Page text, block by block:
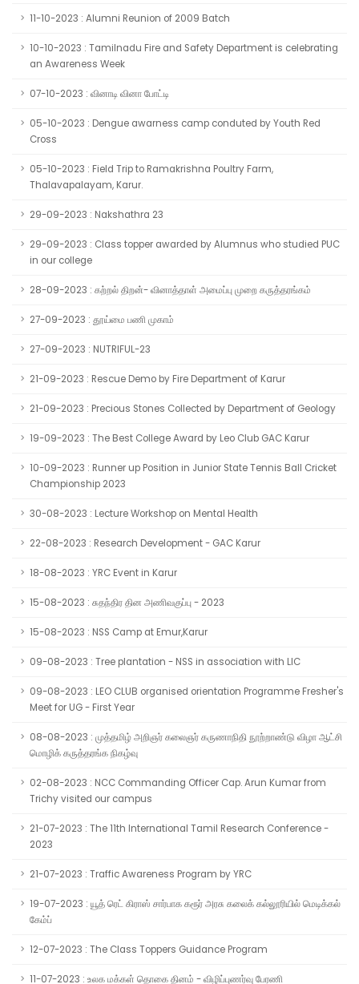
11-10-2023 : Alumni Reunion of 2009 Batch
10-10-2023 : Tamilnadu Fire and Safety Department is celebrating
an Awareness Week
07-10-2023 : வினாடி வினா போட்டி
05-10-2023 : Dengue awarness camp conduted by Youth Red
Cross
05-10-2023 : Field Trip to Ramakrishna Poultry Farm,
Thalavapalayam, Karur.
29-09-2023 : Nakshathra 23
29-09-2023 : Class topper awarded by Alumnus who studied PUC
in our college
28-09-2023 : கற்றல் திறன்- வினாத்தாள் அமைப்பு முறை கருத்தரங்கம்
27-09-2023 : தூய்மை பணி முகாம்
27-09-2023 : NUTRIFUL-23
21-09-2023 : Rescue Demo by Fire Department of Karur
21-09-2023 : Precious Stones Collected by Department of Geology
19-09-2023 : The Best College Award by Leo Club GAC Karur
10-09-2023 : Runner up Position in Junior State Tennis Ball Cricket
Championship 2023
30-08-2023 : Lecture Workshop on Mental Health
22-08-2023 : Research Development - GAC Karur
18-08-2023 : YRC Event in Karur
15-08-2023 : சுதந்திர தின அணிவகுப்பு - 2023
15-08-2023 : NSS Camp at Emur,Karur
09-08-2023 : Tree plantation - NSS in association with LIC
09-08-2023 : LEO CLUB organised orientation Programme Fresher's
Meet for UG - First Year
08-08-2023 : முத்தமிழ் அறிஞர் கலைஞர் கருணாநிதி நூற்றாண்டு விழா ஆட்சி
மொழிக் கருத்தரங்க நிகழ்வு
02-08-2023 : NCC Commanding Officer Cap. Arun Kumar from
Trichy visited our campus
21-07-2023 : The 11th International Tamil Research Conference -
2023
21-07-2023 : Traffic Awareness Program by YRC
19-07-2023 : யூத் ரெட் கிராஸ் சார்பாக கரூர் அரசு கலைக் கல்லூரியில் மெடிக்கல்
கேம்ப்
12-07-2023 : The Class Toppers Guidance Program
11-07-2023 : உலக மக்கள் தொகை தினம் - விழிப்புணர்வு பேரணி